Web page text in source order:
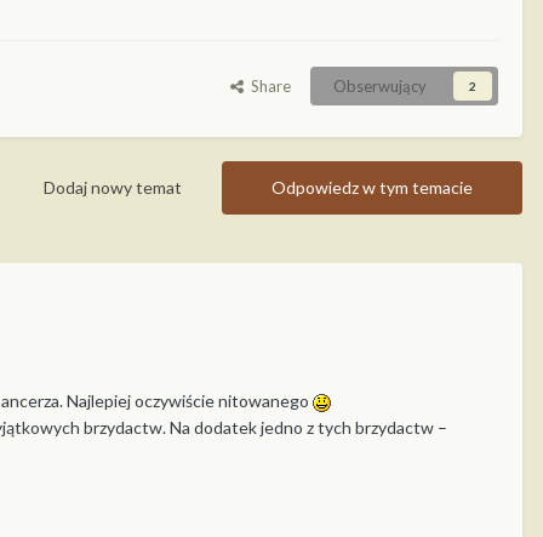
Share Obserwujący 2
Odpowiedz w tym temacie
Dodaj nowy temat
Najlepiej oczywiście nitowanego
brzydactw. Na dodatek jedno z tych brzydactw –